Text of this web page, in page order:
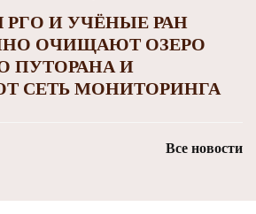
И УЧЁНЫЕ РАН
ОЧИЩАЮТ ОЗЕРО
ПУТОРАНА И
СЕТЬ МОНИТОРИНГА
Все новости